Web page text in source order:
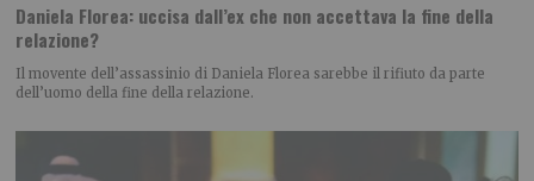
Daniela Florea: uccisa dall’ex che non accettava la fine della
relazione?
Il movente dell’assassinio di Daniela Florea sarebbe il rifiuto da parte
dell’uomo della fine della relazione.